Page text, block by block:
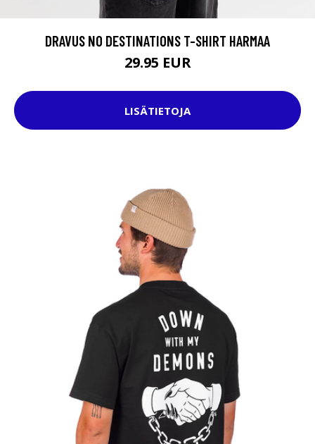
DRAVUS NO DESTINATIONS T-SHIRT HARMAA
29.95 EUR
LISÄTIETOJA